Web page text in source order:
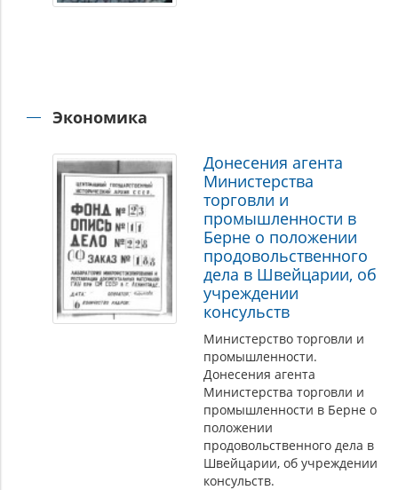
Экономика
Донесения агента
Министерства
торговли и
промышленности в
Берне о положении
продовольственного
дела в Швейцарии, об
учреждении
консульств
Министерство торговли и
промышленности.
Донесения агента
Министерства торговли и
промышленности в Берне о
положении
продовольственного дела в
Швейцарии, об учреждении
консульств.